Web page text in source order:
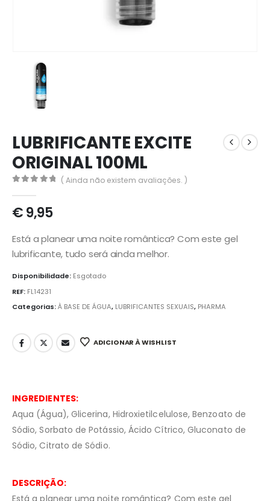
LUBRIFICANTE EXCITE
ORIGINAL 100ML
( Ainda não existem avaliações. )
€9,95
Está a planear uma noite romântica? Com este gel
lubrificante, tudo será ainda melhor.
Disponibilidade: Esgotado
REF: FL14231
Categorias:À BASE DE ÁGUA, LUBRIFICANTES SEXUAIS, PHARMA
ADICIONAR À WISHLIST
INGREDIENTES:
Aqua (Água), Glicerina, Hidroxietilcelulose, Benzoato de
Sódio, Sorbato de Potássio, Ácido Cítrico, Gluconato de
Sódio, Citrato de Sódio.
DESCRIÇÃO: